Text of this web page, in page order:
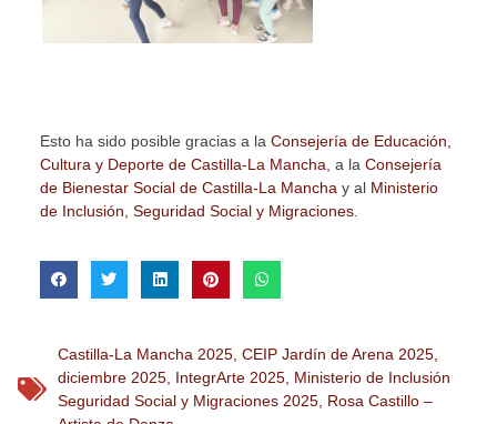
Esto ha sido posible gracias a la Consejería de Educación,
Cultura y Deporte de Castilla-La Mancha , a la Consejería
de Bienestar Social de Castilla-La Mancha y al Ministerio
de Inclusión, Seguridad Social y Migraciones.
Castilla-La Mancha 2025, CEIP Jardín de Arena 2025,
diciembre 2025, IntegrArte 2025, Ministerio de Inclusión
Seguridad Social y Migraciones 2025, Rosa Castillo –